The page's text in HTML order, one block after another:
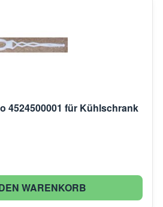
4524500001 für Kühlschrank
WARENKORB